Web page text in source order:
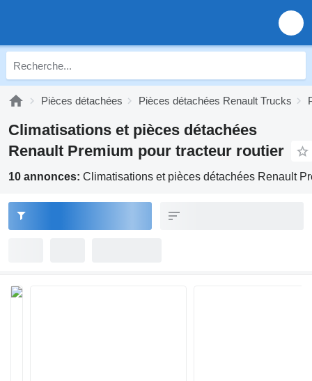
Pièces détachées Pièces détachées Renault Trucks
Climatisations et pièces détachées
Renault Premium pour tracteur routier
10 annonces: Climatisations et pièces détachées Renault